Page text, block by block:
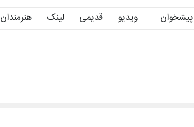
پیشخوان ویدیو قدیمی لینک هنرمندان